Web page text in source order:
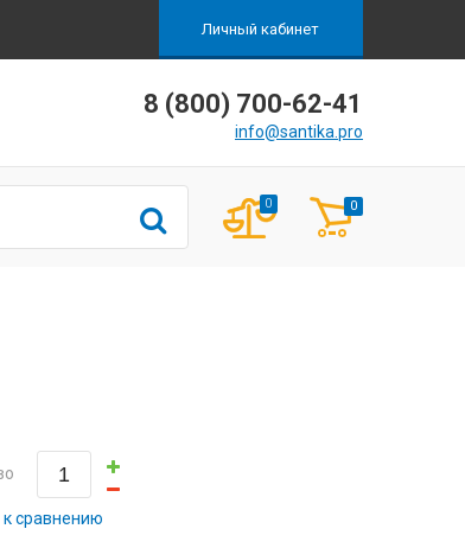
Личный кабинет
8 (800) 700-62-41
info@santika.pro
0 0
сравнению